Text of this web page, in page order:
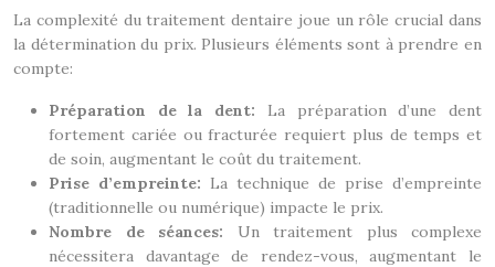
La complexité du traitement dentaire joue un rôle crucial dans
la détermination du prix. Plusieurs éléments sont à prendre en
compte:
Préparation de la dent: La préparation d’une dent
fortement cariée ou fracturée requiert plus de temps et
de soin, augmentant le coût du traitement.
Prise d’empreinte: La technique de prise d’empreinte
(traditionnelle ou numérique) impacte le prix.
Nombre de séances: Un traitement plus complexe
nécessitera davantage de rendez-vous, augmentant le